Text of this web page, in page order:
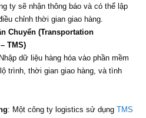
ty sẽ nhận thông báo và có thể lập
chỉnh thời gian giao hàng.
Chuyển (Transportation
TMS)
dữ liệu hàng hóa vào phần mềm
trình, thời gian giao hàng, và tình
: Một công ty logistics sử dụng TMS